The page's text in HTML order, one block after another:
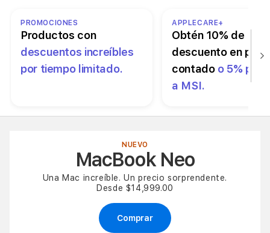
PROMOCIONES
Productos con
descuentos increíbles
por tiempo limitado.
APPLECARE+
Obtén 10% de
descuento en
contado o 5%
a MSI.
NUEVO
MacBook Neo
Una Mac increíble. Un precio sorprendente.
Desde $14,999.00
Comprar